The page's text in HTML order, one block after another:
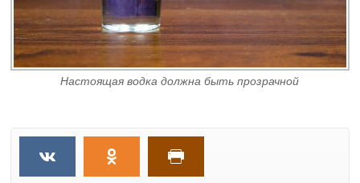
Настоящая водка должна быть прозрачной